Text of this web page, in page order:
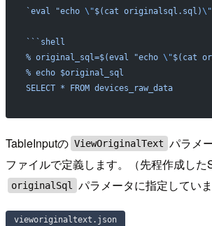
`eval "echo \"$(cat originalsql.sql)\"
```shell
% original_sql=$(eval "echo \"$(cat
% echo $original_sql
SELECT * FROM devices_raw_data
TableInputの ViewOriginalText パラメ
ファイルで定義します。（先程作成した
originalSql パラメータに指定していま
vieworiginaltext.json